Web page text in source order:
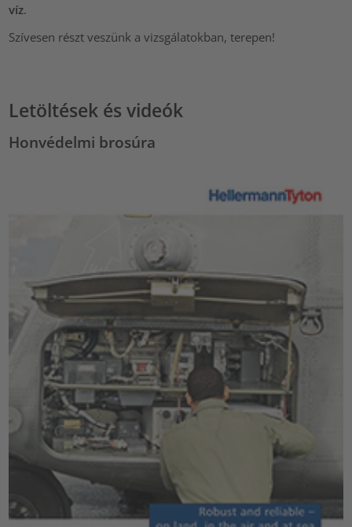
víz.
Szívesen részt veszünk a vizsgálatokban, terepen!
Letöltések és videók
Honvédelmi brosúra